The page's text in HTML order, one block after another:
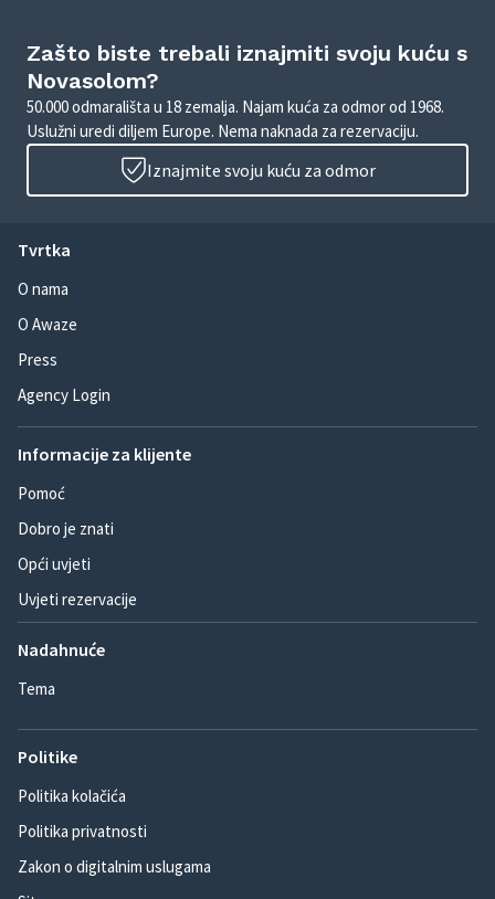
Zašto biste trebali iznajmiti svoju kuću s
Novasolom?
50.000 odmarališta u 18 zemalja. Najam kuća za odmor od 1968.
Uslužni uredi diljem Europe. Nema naknada za rezervaciju.
Iznajmite svoju kuću za odmor
Tvrtka
O nama
O Awaze
Press
Agency Login
Informacije za klijente
Pomoć
Dobro je znati
Opći uvjeti
Uvjeti rezervacije
Nadahnuće
Tema
Politike
Politika kolačića
Politika privatnosti
Zakon o digitalnim uslugama